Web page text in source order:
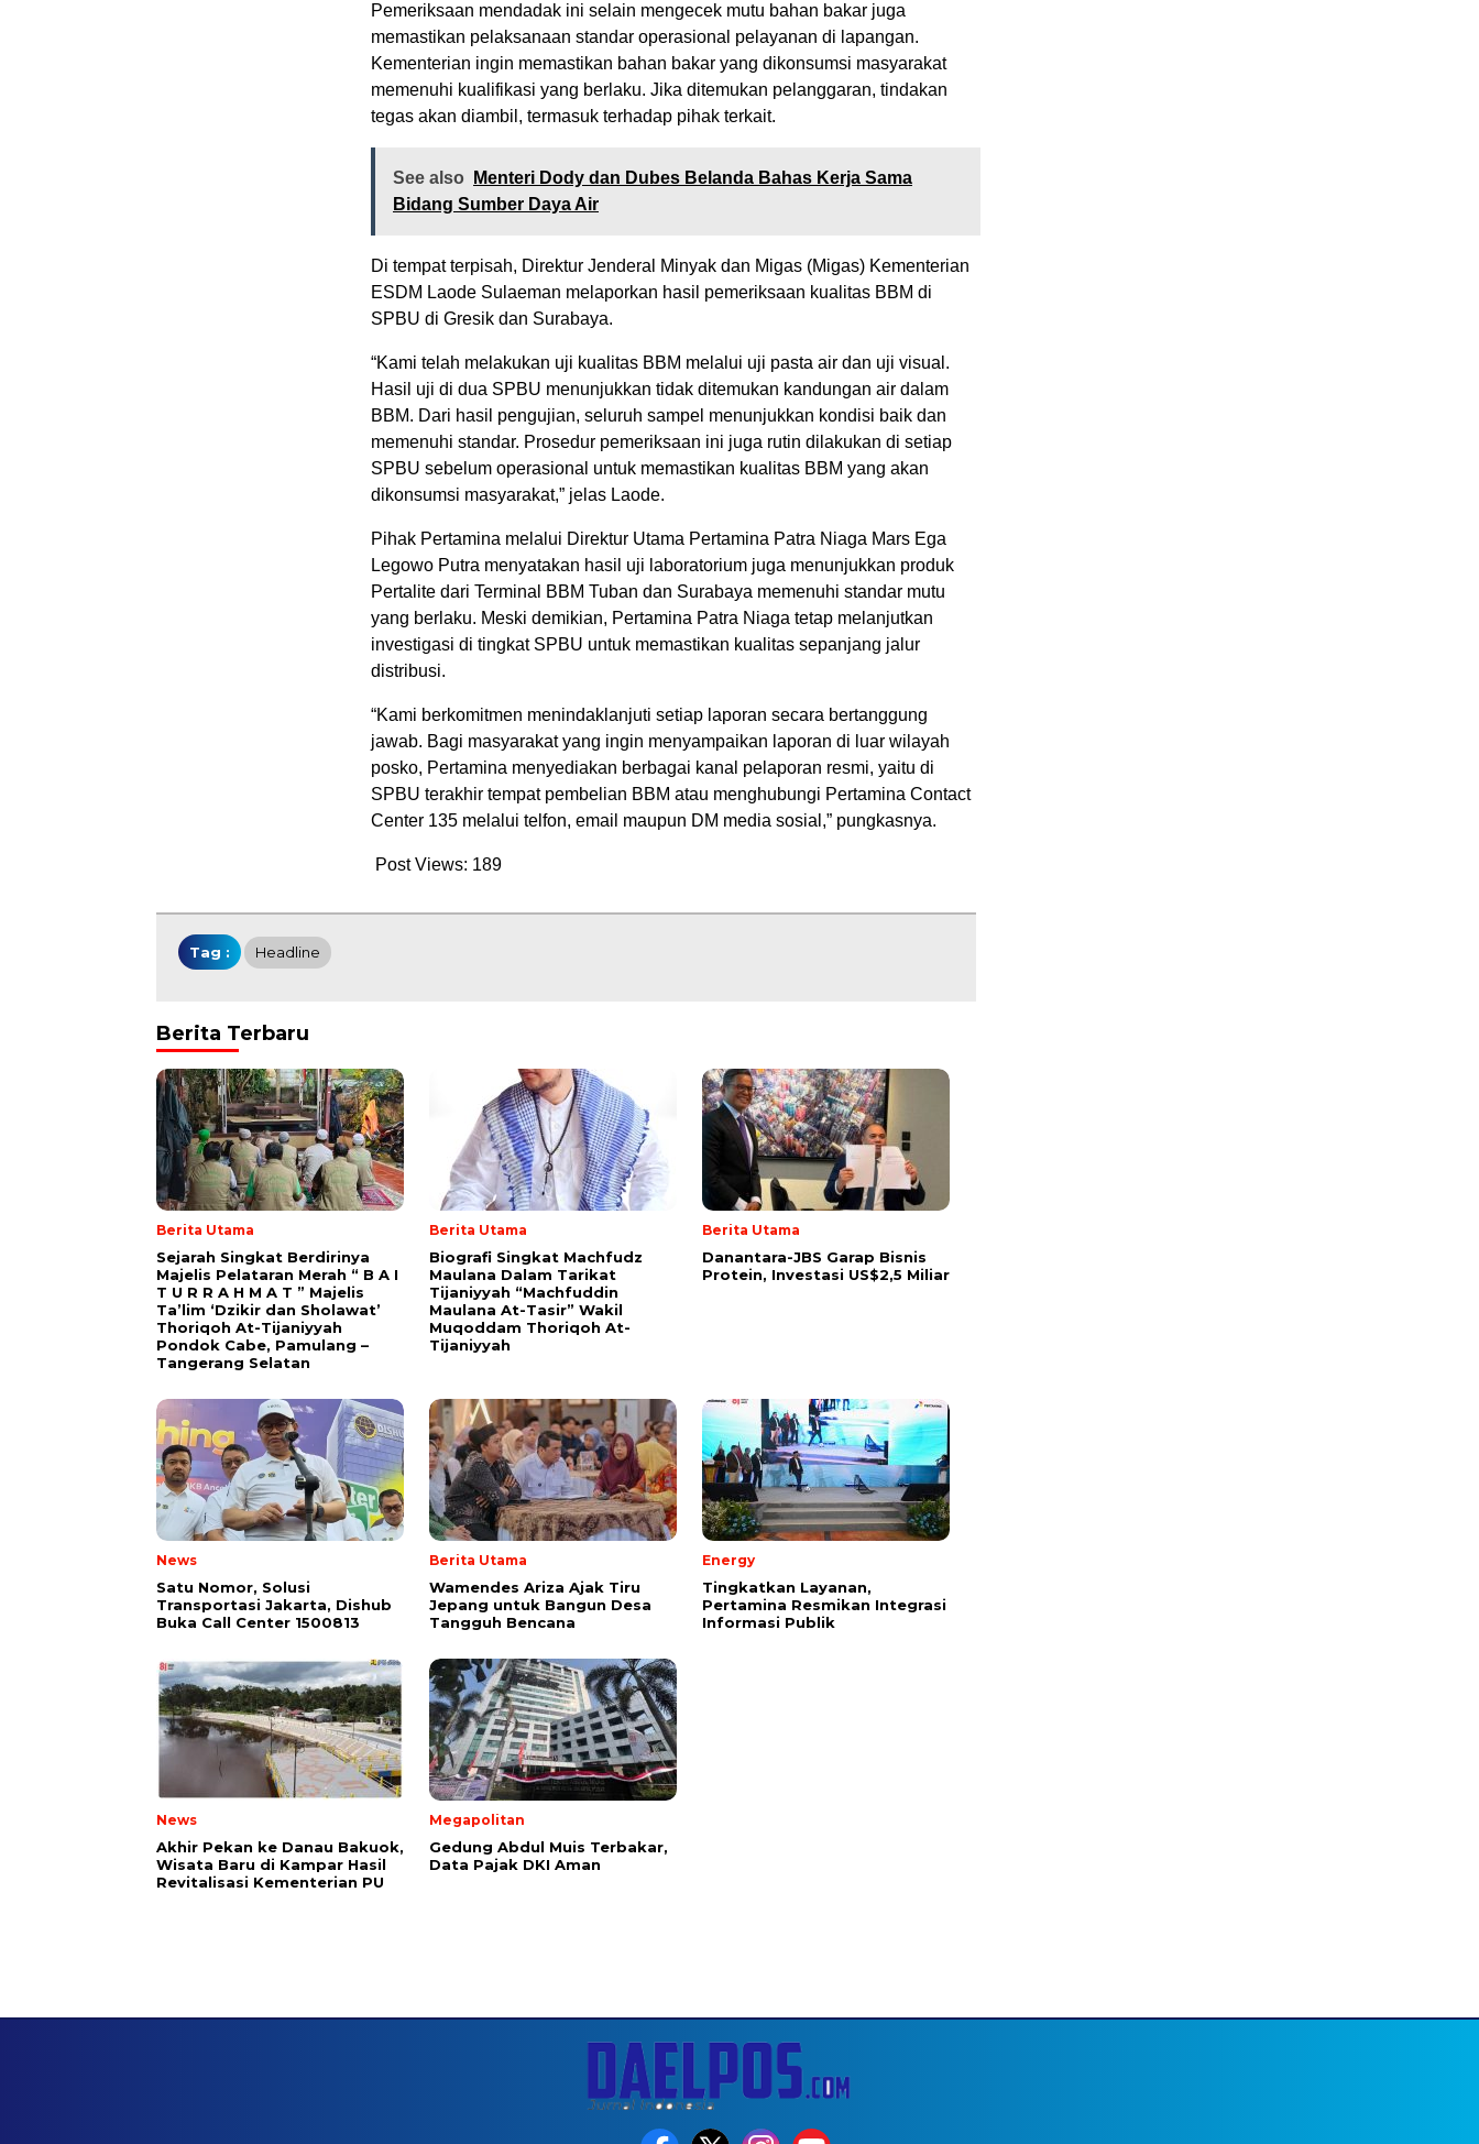
Pemeriksaan mendadak ini selain mengecek mutu bahan bakar juga
memastikan pelaksanaan standar operasional pelayanan di lapangan.
Kementerian ingin memastikan bahan bakar yang dikonsumsi masyarakat
memenuhi kualifikasi yang berlaku. Jika ditemukan pelanggaran, tindakan
tegas akan diambil, termasuk terhadap pihak terkait.
See also
Menteri Dody dan Dubes Belanda Bahas Kerja Sama
Bidang Sumber Daya Air
Di tempat terpisah, Direktur Jenderal Minyak dan Migas (Migas) Kementerian
ESDM Laode Sulaeman melaporkan hasil pemeriksaan kualitas BBM di
SPBU di Gresik dan Surabaya.
“Kami telah melakukan uji kualitas BBM melalui uji pasta air dan uji visual.
Hasil uji di dua SPBU menunjukkan tidak ditemukan kandungan air dalam
BBM. Dari hasil pengujian, seluruh sampel menunjukkan kondisi baik dan
memenuhi standar. Prosedur pemeriksaan ini juga rutin dilakukan di setiap
SPBU sebelum operasional untuk memastikan kualitas BBM yang akan
dikonsumsi masyarakat,” jelas Laode.
Pihak Pertamina melalui Direktur Utama Pertamina Patra Niaga Mars Ega
Legowo Putra menyatakan hasil uji laboratorium juga menunjukkan produk
Pertalite dari Terminal BBM Tuban dan Surabaya memenuhi standar mutu
yang berlaku. Meski demikian, Pertamina Patra Niaga tetap melanjutkan
investigasi di tingkat SPBU untuk memastikan kualitas sepanjang jalur
distribusi.
“Kami berkomitmen menindaklanjuti setiap laporan secara bertanggung
jawab. Bagi masyarakat yang ingin menyampaikan laporan di luar wilayah
posko, Pertamina menyediakan berbagai kanal pelaporan resmi, yaitu di
SPBU terakhir tempat pembelian BBM atau menghubungi Pertamina Contact
Center 135 melalui telfon, email maupun DM media sosial,” pungkasnya.
Post Views: 189
Tag : Headline
Berita Terbaru
Berita Utama
Sejarah Singkat Berdirinya
Majelis Pelataran Merah “ B A I
T U R R A H M A T ” Majelis
Ta’lim ‘Dzikir dan Sholawat’
Thoriqoh At-Tijaniyyah
Pondok Cabe, Pamulang –
Tangerang Selatan
Berita Utama
Biografi Singkat Machfudz
Maulana Dalam Tarikat
Tijaniyyah “Machfuddin
Maulana At-Tasir” Wakil
Muqoddam Thoriqoh At-
Tijaniyyah
Berita Utama
Danantara-JBS Garap Bisnis
Protein, Investasi US$2,5 Miliar
News
Satu Nomor, Solusi
Transportasi Jakarta, Dishub
Buka Call Center 1500813
Berita Utama
Wamendes Ariza Ajak Tiru
Jepang untuk Bangun Desa
Tangguh Bencana
Energy
Tingkatkan Layanan,
Pertamina Resmikan Integrasi
Informasi Publik
News
Akhir Pekan ke Danau Bakuok,
Wisata Baru di Kampar Hasil
Revitalisasi Kementerian PU
Megapolitan
Gedung Abdul Muis Terbakar,
Data Pajak DKI Aman